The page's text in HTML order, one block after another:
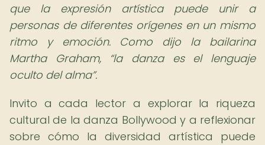
que la expresión artística puede unir a
personas de diferentes orígenes en un mismo
ritmo y emoción. Como dijo la bailarina
Martha Graham,
la danza es el lenguaje
oculto del alma .
Invito a cada lector a explorar la riqueza
cultural de la danza Bollywood y a reflexionar
sobre cómo la diversidad artística puede